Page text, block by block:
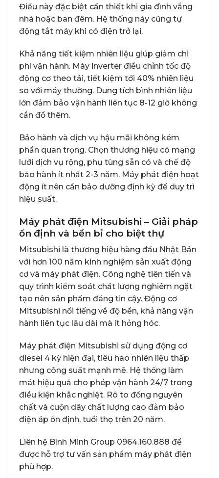
Điều này đặc biệt cần thiết khi gia đình vắng
nhà hoặc ban đêm. Hệ thống này cũng tự
động tắt máy khi có điện trở lại.
Khả năng tiết kiệm nhiên liệu giúp giảm chi
phí vận hành. Máy inverter điều chỉnh tốc độ
động cơ theo tải, tiết kiệm tới 40% nhiên liệu
so với máy thường. Dung tích bình nhiên liệu
lớn đảm bảo vận hành liên tục 8-12 giờ không
cần đổ thêm.
Bảo hành và dịch vụ hậu mãi không kém
phần quan trọng. Chọn thương hiệu có mạng
lưới dịch vụ rộng, phụ tùng sẵn có và chế độ
bảo hành ít nhất 2-3 năm. Máy phát điện hoạt
động ít nên cần bảo dưỡng định kỳ để duy trì
hiệu suất.
Máy phát điện Mitsubishi – Giải pháp
ổn định và bền bỉ cho biệt thự
Mitsubishi là thương hiệu hàng đầu Nhật Bản
với hơn 100 năm kinh nghiệm sản xuất động
cơ và máy phát điện. Công nghệ tiên tiến và
quy trình kiểm soát chất lượng nghiêm ngặt
tạo nên sản phẩm đáng tin cậy. Động cơ
Mitsubishi nổi tiếng về độ bền, khả năng vận
hành liên tục lâu dài mà ít hỏng hóc.
Máy phát điện Mitsubishi sử dụng động cơ
diesel 4 kỳ hiện đại, tiêu hao nhiên liệu thấp
nhưng công suất mạnh mẽ. Hệ thống làm
mát hiệu quả cho phép vận hành 24/7 trong
điều kiện khắc nghiệt. Rô to đồng nguyên
chất và cuộn dây chất lượng cao đảm bảo
điện áp ổn định, tuổi thọ trên 20 năm.
Liên hệ Bình Minh Group 0964.160.888 để
được hỗ trợ tư vấn sản phẩm máy phát điện
phù hợp.